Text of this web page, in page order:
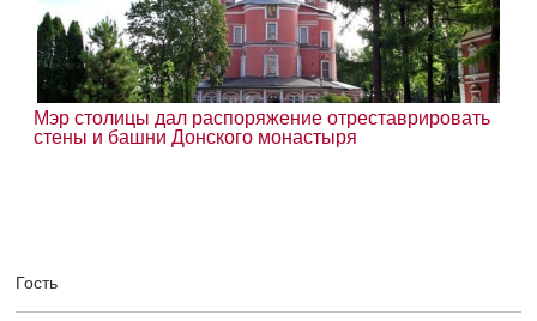
Мэр столицы дал распоряжение отреставрировать
стены и башни Донского монастыря
Гость